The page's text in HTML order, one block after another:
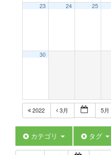
23 24 25
30
2022 3月 5月
カテゴリ タグ